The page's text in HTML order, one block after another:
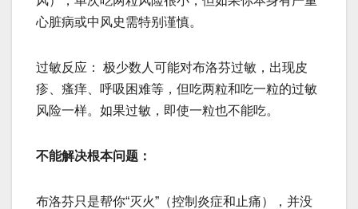
心脏病或中风史需特别谨慎。
过敏反应： 极少数人可能对布洛芬过敏，出现皮
疹、瘙痒、呼吸困难等，但吃两粒和吃一粒的过敏
风险一样。如果过敏，即使一粒也不能吃。
不能解决根本问题：
布洛芬只是帮你“灭火”（控制炎症和止痛），并没